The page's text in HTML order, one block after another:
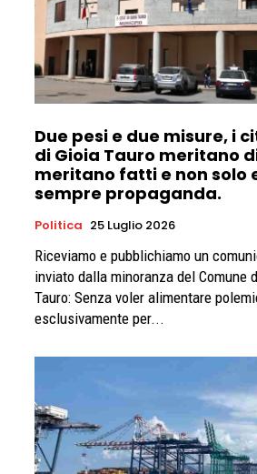
Due pesi e due misure, i
di Gioia Tauro meritano
meritano fatti e non solo
sempre propaganda.
Politica 25 Luglio 2026
Riceviamo e pubblichiamo un
inviato dalla minoranza del Comune
Tauro: Senza voler alimentare polemiche, ma
esclusivamente per...